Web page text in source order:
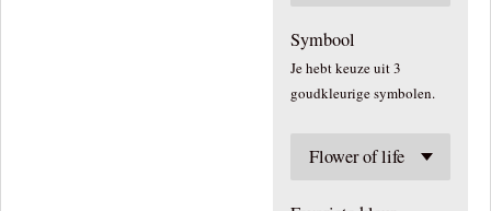
Symbool
Je hebt keuze uit 3
goudkleurige symbolen.